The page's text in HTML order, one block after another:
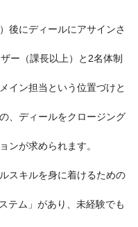
後にディールにアサインさ
（課長以上）と2名体制
イン担当という位置づけと
、ディールをクロージング
が求められます。
スキルを身に着けるための
ム」があり、未経験でも